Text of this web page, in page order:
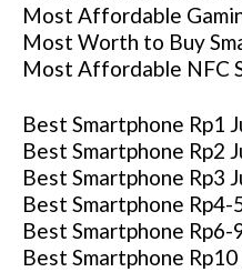
Most Affordable
Most Worth to Buy
Most Affordable NFC
Best Smartphone Rp1
Best Smartphone Rp2
Best Smartphone Rp3
Best Smartphone Rp4-
Best Smartphone Rp6-
Best Smartphone Rp10